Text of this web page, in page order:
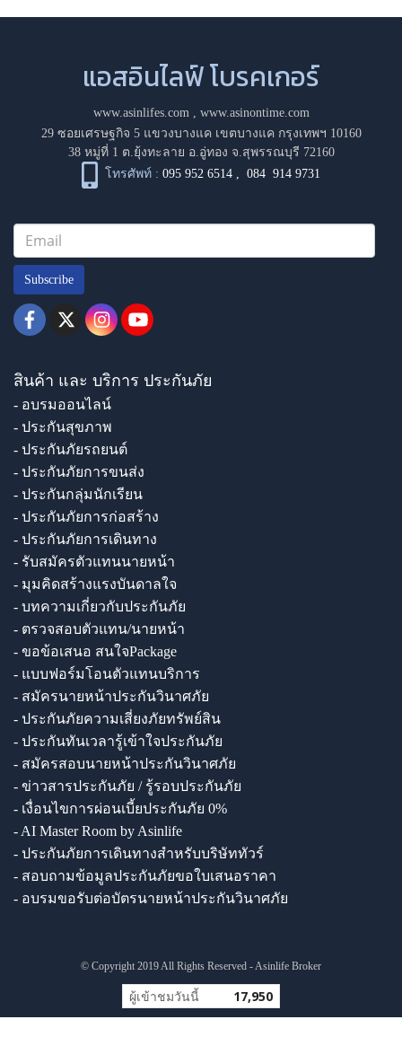
แอสอินไลฟ์ โบรคเกอร์
www.asinlifes.com, www.asinontime.com
29 ซอยเศรษฐกิจ 5 แขวงบางแค เขตบางแค กรุงเทพฯ 10160
38 หมู่ที่ 1 ต.ยุ้งทะลาย อ.อู่ทอง จ.สุพรรณบุรี 72160
โทรศัพท์ : 095 952 6514 ,084 914 9731
Subscribe
สินค้า และ บริการ ประกันภัย
- อบรมออนไลน์
- ประกันสุขภาพ
- ประกันภัยรถยนต์
- ประกันภัยการขนส่ง
- ประกันกลุ่มนักเรียน
- ประกันภัยการก่อสร้าง
- ประกันภัยการเดินทาง
- รับสมัครตัวแทนนายหน้า
- มุมคิดสร้างแรงบันดาลใจ
- บทความเกี่ยวกับประกันภัย
- ตรวจสอบตัวแทน/นายหน้า
- ขอข้อเสนอ สนใจPackage
- แบบฟอร์มโอนตัวแทนบริการ
- สมัครนายหน้าประกันวินาศภัย
- ประกันภัยความเสี่ยงภัยทรัพย์สิน
- ประกันทันเวลารู้เข้าใจประกันภัย
- สมัครสอบนายหน้าประกันวินาศภัย
- ข่าวสารประกันภัย / รู้รอบประกันภัย
- เงื่อนไขการผ่อนเบี้ยประกันภัย 0%
- AI Master Room by Asinlife
- ประกันภัยการเดินทางสำหรับบริษัททัวร์
- สอบถามข้อมูลประกันภัยขอใบเสนอราคา
- อบรมขอรับต่อบัตรนายหน้าประกันวินาศภัย
© Copyright 2019 All Rights Reserved - Asinlife Broker
ผู้เข้าชมวันนี้ 17,950